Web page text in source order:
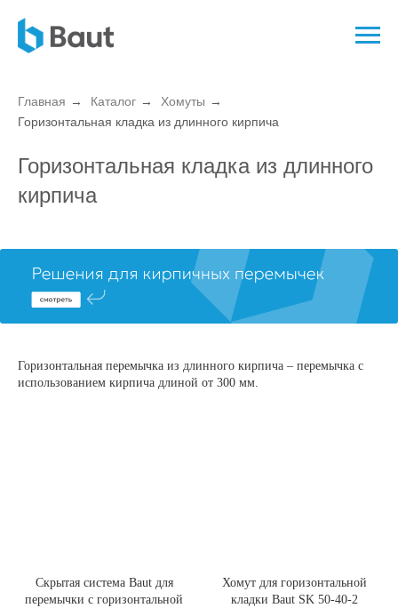
Главная → Каталог → Хомуты →
Горизонтальная кладка из длинного кирпича
Горизонтальная кладка из длинного
кирпича
Горизонтальная перемычка из длинного кирпича – перемычка с
использованием кирпича длиной от 300 мм.
Скрытая система Baut для
перемычки с горизонтальной
Хомут для горизонтальной
кладки Baut SK 50-40-2